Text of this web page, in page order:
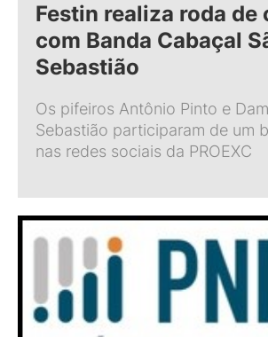
Festin realiza roda de
com Banda Cabaçal
Sebastião
Os pifeiros Antônio Pinto e
Sebastião participaram de um
nas redes sociais da PROEXC